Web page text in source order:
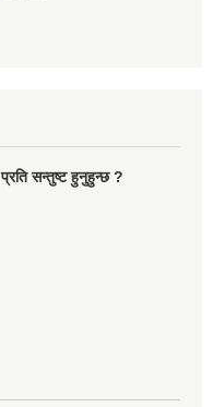
सन्तुष्ट हुनुहुन्छ ?